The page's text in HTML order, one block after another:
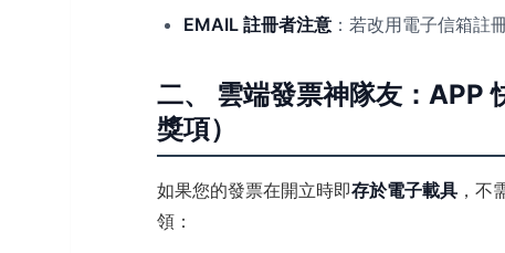
EMAIL 註冊者注意 ：若改用電子信箱註
二、 雲端發票神隊友：APP
獎項）
如果您的發票在開立時即存於電子載具 ，不
領：